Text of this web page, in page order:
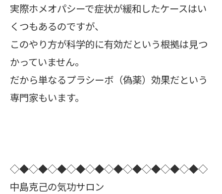
実際ホメオパシーで症状が緩和したケースはい
くつもあるのですが、
このやり方が科学的に有効だという根拠は見つ
かっていません。
だから単なるプラシーボ（偽薬）効果だという
専門家もいます。
◇◆◇◆◇◆◇◆◇◆◇◆◇◆◇◆◇◆◇◆◇
中島克己の気功サロン